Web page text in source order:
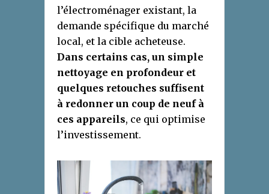
l’électroménager existant, la
demande spécifique du marché
local, et la cible acheteuse.
Dans certains cas, un simple
nettoyage en profondeur et
quelques retouches suffisent
à redonner un coup de neuf à
ces appareils, ce qui optimise
l’investissement.